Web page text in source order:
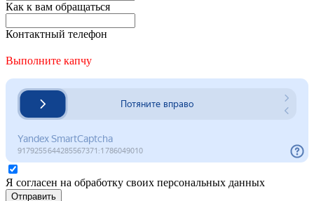
Как к вам обращаться
Контактный телефон
Выполните капчу
Я согласен на обработку своих персональных данных
Отправить